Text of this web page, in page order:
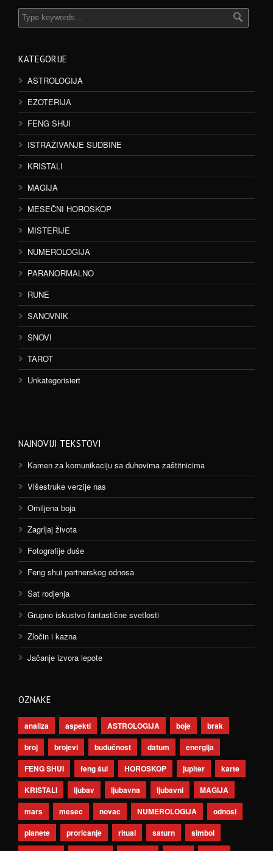
KATEGORIJE
ASTROLOGIJA
EZOTERIJA
FENG SHUI
ISTRAŽIVANJE SUDBINE
KRISTALI
MAGIJA
MESEČNI HOROSKOP
MISTERIJE
NUMEROLOGIJA
PARANORMALNO
RUNE
SANOVNIK
SNOVI
TAROT
Unkategorisiert
NAJNOVIJI TEKSTOVI
Kamen za komunikaciju sa duhovima zaštitnicima
Višestruke verzije nas
Omiljena boja
Zagrljaj života
Fotografije duše
Feng shui partnerskog odnosa
Sat rodjenja
Grupno iskustvo fantastične svetlosti
Zločin i kazna
Jačanje izvora lepote
OZNAKE
analiza aspekti ASTROLOGIJA boje
brak
broj
brojevi budućnost datum
energija
FENG SHUI
feng šui HOROSKOP jupiter
karte
KRISTALI
ljubav ljubavna ljubavni
MAGIJA
mars
mesec novac NUMEROLOGIJA
odnosi
planete
proricanje ritual saturn
simbol